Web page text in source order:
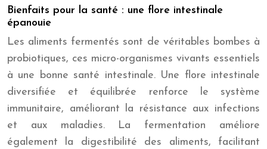
Bienfaits pour la santé : une flore intestinale
épanouie
Les aliments fermentés sont de véritables bombes à
probiotiques, ces micro-organismes vivants essentiels
à une bonne santé intestinale. Une flore intestinale
diversifiée et équilibrée renforce le système
immunitaire, améliorant la résistance aux infections
et aux maladies. La fermentation améliore
également la digestibilité des aliments, facilitant